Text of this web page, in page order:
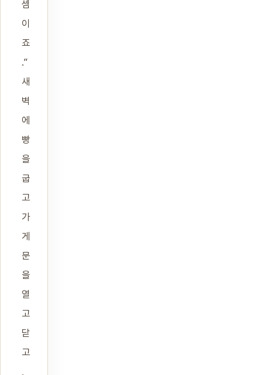
셈
이
죠
.”
새
벽
에
빵
을
굽
고
가
게
문
을
열
고
닫
고